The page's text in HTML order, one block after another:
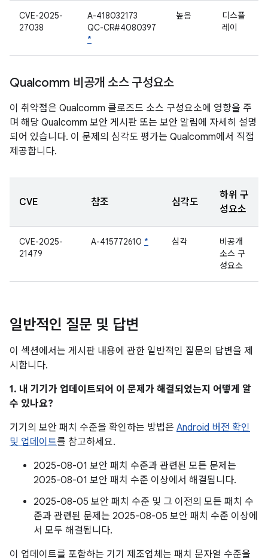
CVE-2025-
27038
A-418032173
QC-CR#4080397
*
높음
디스플
레이
Qualcomm 비공개 소스 구성요소
이 취약점은 Qualcomm 클로즈드 소스 구성요소에 영향을 주
며 해당 Qualcomm 보안 게시판 또는 보안 알림에 자세히 설명
되어 있습니다. 이 문제의 심각도 평가는 Qualcomm에서 직접
제공합니다.
CVE 참조 심각도
하위 구
성요소
CVE-2025-
21479
A-415772610 * 심각
비공개
소스 구
성요소
일반적인 질문 및 답변
이 섹션에서는 게시판 내용에 관한 일반적인 질문의 답변을 제
시합니다.
1. 내 기기가 업데이트되어 이 문제가 해결되었는지 어떻게 알
수 있나요?
기기의 보안 패치 수준을 확인하는 방법은 Android 버전 확인
및 업데이트를 참고하세요.
2025-08-01 보안 패치 수준과 관련된 모든 문제는
2025-08-01 보안 패치 수준 이상에서 해결됩니다.
2025-08-05 보안 패치 수준 및 그 이전의 모든 패치 수
준과 관련된 문제는 2025-08-05 보안 패치 수준 이상에
서 모두 해결됩니다.
이 업데이트를 포함하는 기기 제조업체는 패치 문자열 수준을